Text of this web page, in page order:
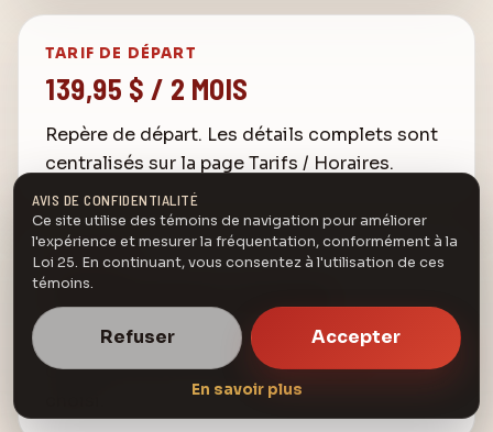
TARIF DE DÉPART
139,95 $ / 2 MOIS
Repère de départ. Les détails complets sont
centralisés sur la page Tarifs / Horaires.
FRÉQUENCE
COURS CHAQUE SEMAINE
Horaire réparti entre Drummondville, Bon-
Conseil et Acton-Vale selon le groupe
AVIS DE CONFIDENTIALITÉ
Ce site utilise des témoins de navigation pour améliorer
l'expérience et mesurer la fréquentation, conformément à la
Loi 25. En continuant, vous consentez à l'utilisation de ces
témoins.
En savoir plus
Refuser Accepter